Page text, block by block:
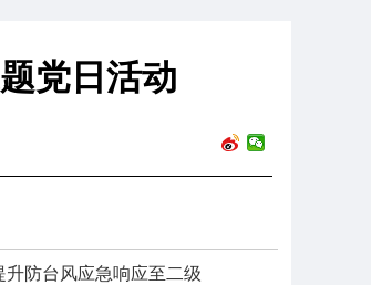
党日活动
升防台风应急响应至二级